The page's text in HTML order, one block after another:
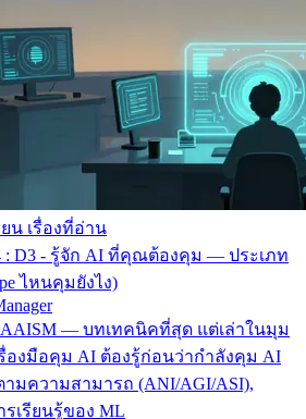
ยน เรื่องที่อ่าน
: D3 - รู้จัก AI ที่คุณต้องคุม — ประเภท
ไหนคุมยังไง)
AAISM — บทเทคนิคที่สุด แต่เล่าในมุม
องมือคุม AI ต้องรู้ก่อนว่ากำลังคุม AI
มความสามารถ (ANI/AGI/ASI),
รเรียนรู้ของ ML